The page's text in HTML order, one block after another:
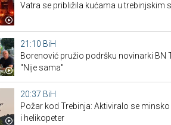
Vatra se približila kućama u trebinjskim
21:10 BiH
Borenović pružio podršku novinarki BN
"Nije sama"
20:37 BiH
Požar kod Trebinja: Aktiviralo se
i helikopeter